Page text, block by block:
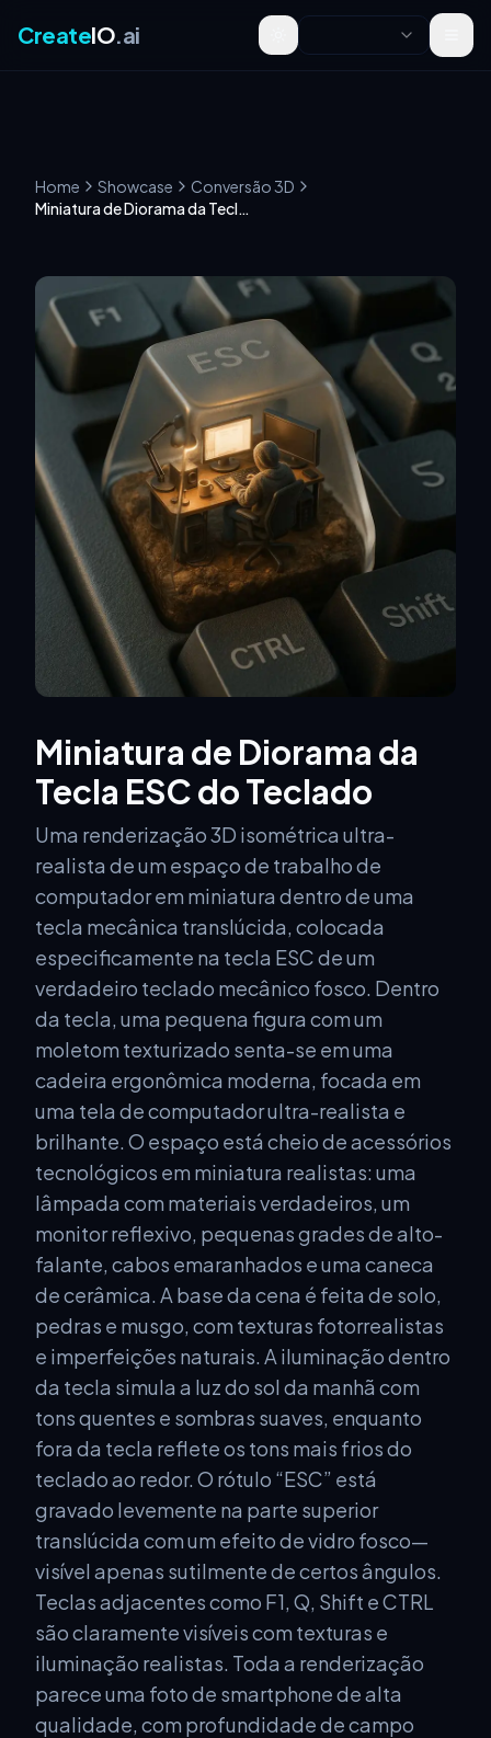
CreateIO.ai Toggle theme
Home Showcase
Conversão 3D
Miniatura de Diorama da Tecla ESC do Teclado
Miniatura de Diorama da
Tecla ESC do Teclado
Uma renderização 3D isométrica ultra-
realista de um espaço de trabalho de
computador em miniatura dentro de uma
tecla mecânica translúcida, colocada
especificamente na tecla ESC de um
verdadeiro teclado mecânico fosco. Dentro
da tecla, uma pequena figura com um
moletom texturizado senta-se em uma
cadeira ergonômica moderna, focada em
uma tela de computador ultra-realista e
brilhante. O espaço está cheio de acessórios
tecnológicos em miniatura realistas: uma
lâmpada com materiais verdadeiros, um
monitor reflexivo, pequenas grades de alto-
falante, cabos emaranhados e uma caneca
de cerâmica. A base da cena é feita de solo,
pedras e musgo, com texturas fotorrealistas
e imperfeições naturais. A iluminação dentro
da tecla simula a luz do sol da manhã com
tons quentes e sombras suaves, enquanto
fora da tecla reflete os tons mais frios do
teclado ao redor. O rótulo “ESC” está
gravado levemente na parte superior
translúcida com um efeito de vidro fosco—
visível apenas sutilmente de certos ângulos.
Teclas adjacentes como F1, Q, Shift e CTRL
são claramente visíveis com texturas e
iluminação realistas. Toda a renderização
parece uma foto de smartphone de alta
qualidade, com profundidade de campo